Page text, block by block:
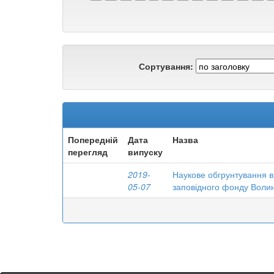
Сортування:
Попередній
перегляд
Дата
випуску
Назва
2019-
05-07
Наукове
заповідного фонду